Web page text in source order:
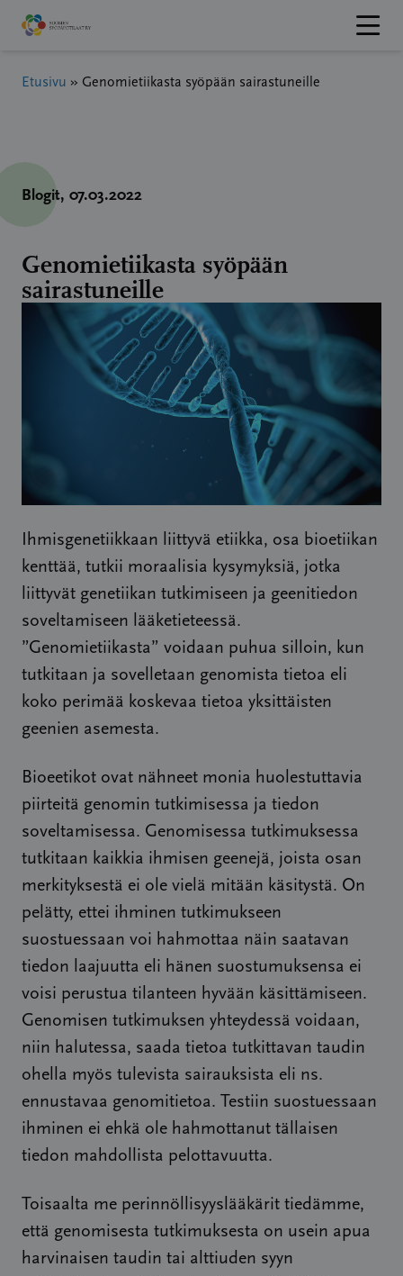
Hyppää
sisältöön
Etusivu » Genomietiikasta syöpään sairastuneille
Blogit, 07.03.2022
Genomietiikasta syöpään
sairastuneille
Ihmisgenetiikkaan liittyvä etiikka, osa bioetiikan
kenttää, tutkii moraalisia kysymyksiä, jotka
liittyvät genetiikan tutkimiseen ja geenitiedon
soveltamiseen lääketieteessä.
”Genomietiikasta” voidaan puhua silloin, kun
tutkitaan ja sovelletaan genomista tietoa eli
koko perimää koskevaa tietoa yksittäisten
geenien asemesta.
Bioeetikot ovat nähneet monia huolestuttavia
piirteitä genomin tutkimisessa ja tiedon
soveltamisessa. Genomisessa tutkimuksessa
tutkitaan kaikkia ihmisen geenejä, joista osan
merkityksestä ei ole vielä mitään käsitystä. On
pelätty, ettei ihminen tutkimukseen
suostuessaan voi hahmottaa näin saatavan
tiedon laajuutta eli hänen suostumuksensa ei
voisi perustua tilanteen hyvään käsittämiseen.
Genomisen tutkimuksen yhteydessä voidaan,
niin halutessa, saada tietoa tutkittavan taudin
ohella myös tulevista sairauksista eli ns.
ennustavaa genomitietoa. Testiin suostuessaan
ihminen ei ehkä ole hahmottanut tällaisen
tiedon mahdollista pelottavuutta.
Toisaalta me perinnöllisyyslääkärit tiedämme,
että genomisesta tutkimuksesta on usein apua
harvinaisen taudin tai alttiuden syyn